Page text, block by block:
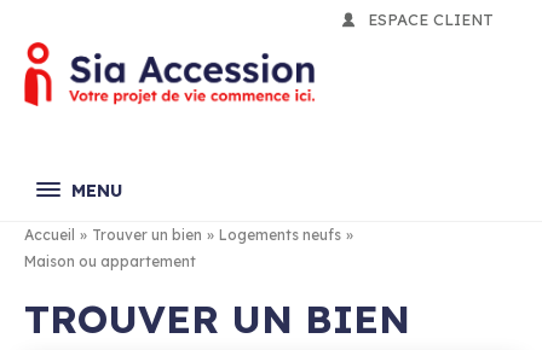
MENU
ACCUEIL
SOLUTIONS D’ACCESSION
ESPACE CLIENT
Accueil » Trouver un bien » Logements neufs »
Maison ou appartement
TROUVER UN BIEN